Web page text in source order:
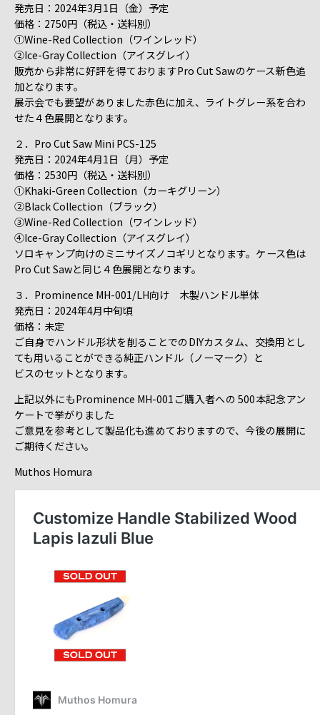
発売日：2024年3月1日（金）予定
価格：2750円（税込・送料別）
①Wine-Red Collection（ワインレッド）
②Ice-Gray Collection（アイスグレイ）
販売から非常に好評を得ておりますPro Cut Sawのケース新色追
加となります。
展示会でも要望がありました赤色に加え、ライトグレー系を合わ
せた４色展開となります。
２．Pro Cut Saw Mini PCS-125
発売日：2024年4月1日（月）予定
価格：2530円（税込・送料別）
①Khaki-Green Collection（カーキグリーン）
②Black Collection（ブラック）
③Wine-Red Collection（ワインレッド）
④Ice-Gray Collection（アイスグレイ）
ソロキャンプ向けのミニサイズノコギリとなります。ケース色は
Pro Cut Sawと同じ４色展開となります。
３．Prominence MH-001/LH向け 木製ハンドル単体
発売日：2024年4月中旬頃
価格：未定
ご自身でハンドル形状を削ることでのDIYカスタム、交換用とし
ても用いることができる純正ハンドル（ノーマーク）と
ビスのセットとなります。
上記以外にもProminence MH-001ご購入者への 500本記念アン
ケートで挙がりました
ご意見を参考として製品化も進めておりますので、今後の展開に
ご期待ください。
Muthos Homura